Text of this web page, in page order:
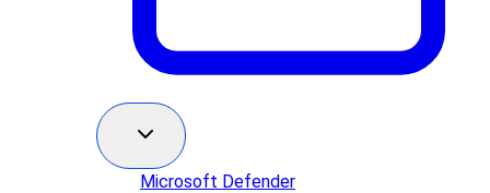
Microsoft Defender